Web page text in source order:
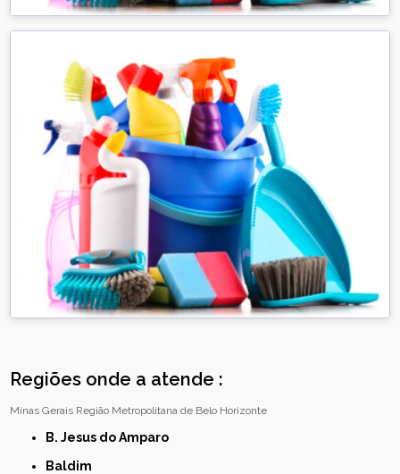
Regiões onde a atende :
Minas Gerais Região Metropolitana de Belo Horizonte
B. Jesus do Amparo
Baldim